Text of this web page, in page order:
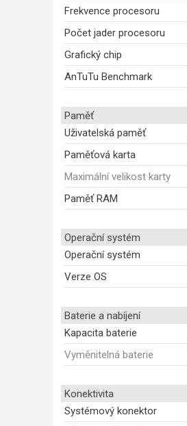
Frekvence procesoru
Počet jader procesoru
Grafický chip
AnTuTu Benchmark
Paměť
Uživatelská paměť
Paměťová karta
Maximální velikost karty
Paměť RAM
Operační systém
Operační systém
Verze OS
Baterie a nabíjení
Kapacita baterie
Vyměnitelná baterie
Konektivita
Systémový konektor